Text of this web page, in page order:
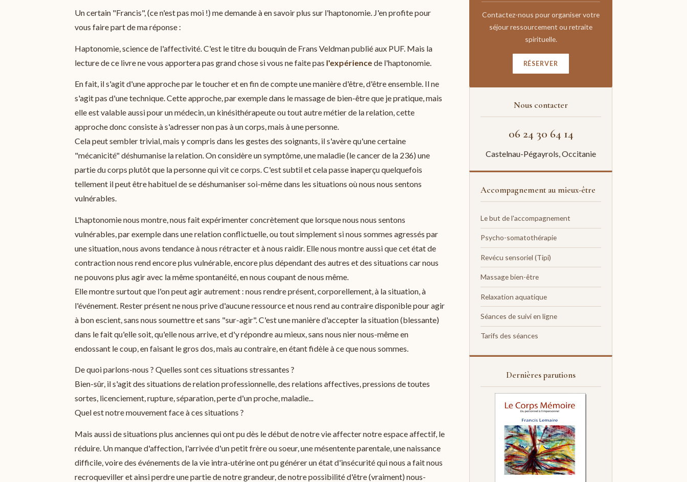
Un certain "Francis", (ce n'est pas moi !) me demande à en savoir plus sur l'haptonomie. J'en profite pour
vous faire part de ma réponse :
Haptonomie, science de l'affectivité. C'est le titre du bouquin de Frans Veldman publié aux PUF. Mais la
lecture de ce livre ne vous apportera pas grand chose si vous ne faite pas l'expériencede l'haptonomie.
En fait, il s'agit d'une approche par le toucher et en fin de compte une manière d'être, d'être ensemble. Il ne
s'agit pas d'une technique. Cette approche, par exemple dans le massage de bien-être que je pratique, mais
elle est valable aussi pour un médecin, un kinésithérapeute ou tout autre métier de la relation, cette
approche donc consiste à s'adresser non pas à un corps, mais à une personne.
Cela peut sembler trivial, mais y compris dans les gestes des soignants, il s'avère qu'une certaine
"mécanicité" déshumanise la relation. On considère un symptôme, une maladie (le cancer de la 236) une
partie du corps plutôt que la personne qui vit ce corps. C'est subtil et cela passe inaperçu quelquefois
tellement il peut être habituel de se déshumaniser soi-même dans les situations où nous nous sentons
vulnérables.
L'haptonomie nous montre, nous fait expérimenter concrètement que lorsque nous nous sentons
vulnérables, par exemple dans une relation conflictuelle, ou tout simplement si nous sommes agressés par
une situation, nous avons tendance à nous rétracter et à nous raidir. Elle nous montre aussi que cet état de
contraction nous rend encore plus vulnérable, encore plus dépendant des autres et des situations car nous
ne pouvons plus agir avec la même spontanéité, en nous coupant de nous même.
Elle montre surtout que l'on peut agir autrement : nous rendre présent, corporellement, à la situation, à
l'événement. Rester présent ne nous prive d'aucune ressource et nous rend au contraire disponible pour agir
à bon escient, sans nous soumettre et sans "sur-agir". C'est une manière d'accepter la situation (blessante)
dans le fait qu'elle soit, qu'elle nous arrive, et d'y répondre au mieux, sans nous nier nous-même en
endossant le coup, en faisant le gros dos, mais au contraire, en étant fidèle à ce que nous sommes.
De quoi parlons-nous ? Quelles sont ces situations stressantes ?
Bien-sûr, il s'agit des situations de relation professionnelle, des relations affectives, pressions de toutes
sortes, licenciement, rupture, séparation, perte d'un proche, maladie...
Quel est notre mouvement face à ces situations ?
Mais aussi de situations plus anciennes qui ont pu dès le début de notre vie affecter notre espace affectif, le
réduire. Un manque d'affection, l'arrivée d'un petit frère ou soeur, une mésentente parentale, une naissance
difficile, voire des événements de la vie intra-utérine ont pu générer un état d'insécurité qui nous a fait nous
recroqueviller et ainsi perdre une partie de notre grandeur, de notre possibilité d'être (vraiment) nous-
Contactez-nous pour organiser votre
séjour ressourcement ou retraite
spirituelle.
RÉSERVER
Nous contacter
06 24 30 64 14
Castelnau-Pégayrols, Occitanie
Accompagnement au mieux-être
Le but de l'accompagnement
Psycho-somatothérapie
Revécu sensoriel (Tipi)
Massage bien-être
Relaxation aquatique
Séances de suivi en ligne
Tarifs des séances
Dernières parutions